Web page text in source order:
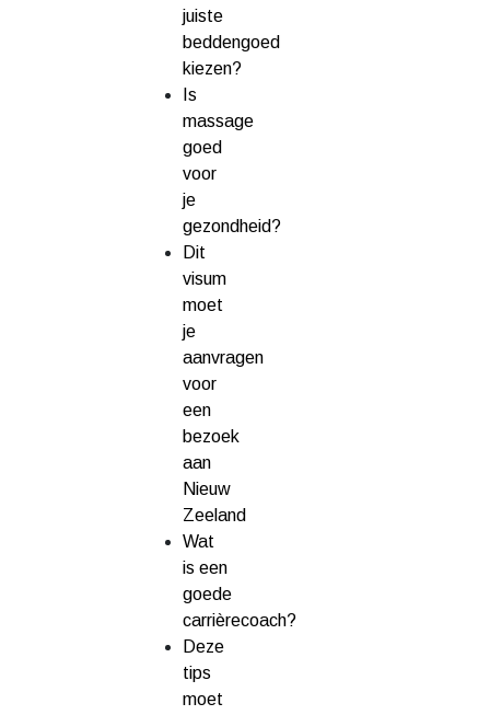
juiste
beddengoed
kiezen?
Is
massage
goed
voor
je
gezondheid?
Dit
visum
moet
je
aanvragen
voor
een
bezoek
aan
Nieuw
Zeeland
Wat
is een
goede
carrièrecoach?
Deze
tips
moet